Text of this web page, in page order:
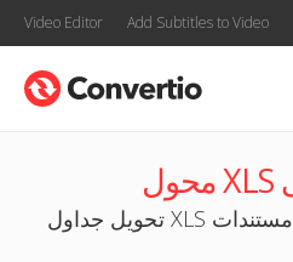
Video Editor Add Subtitles to Video